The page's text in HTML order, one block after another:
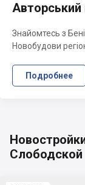
Авторський
Знайомтесь з
Новобудови
Подробнее
Слободской